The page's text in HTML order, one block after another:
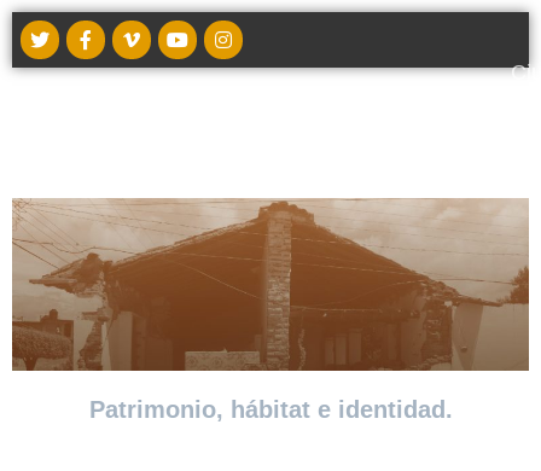
Patrimonio, hábitat e identidad.